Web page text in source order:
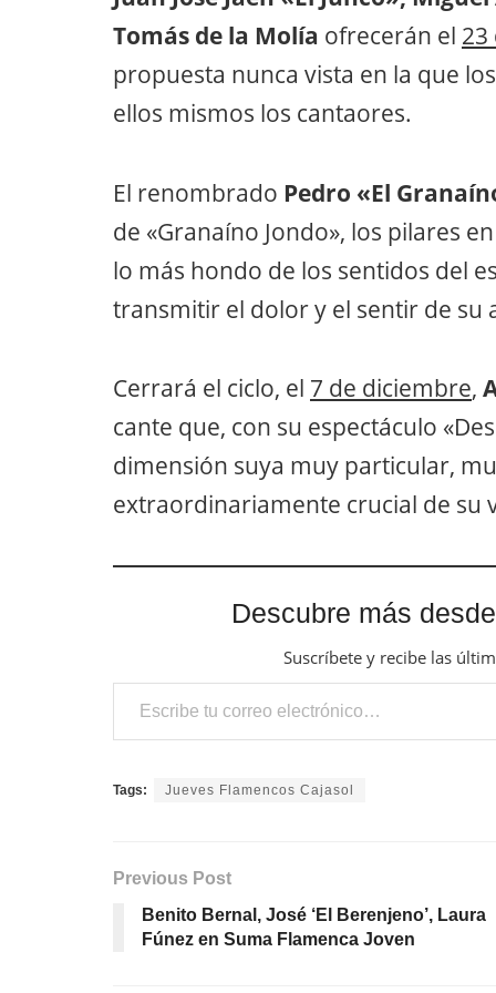
Tomás de la Molía ofrecerán el
propuesta nunca vista en la que
ellos mismos los cantaores.
El renombrado Pedro «El
de «Granaíno Jondo», los pilares
lo más hondo de los sentidos del
transmitir el dolor y el sentir de su
Cerrará el ciclo, el 7 de diciembre,
cante que, con su espectáculo
dimensión suya muy particular,
extraordinariamente crucial de su
Descubre más
Suscríbete y recibe las
Escribe tu correo electrónico…
Tags: Jueves Flamencos Cajasol
Previous Post
Benito Bernal, José ‘El Berenjeno’, Laura
Fúnez en Suma Flamenca Joven